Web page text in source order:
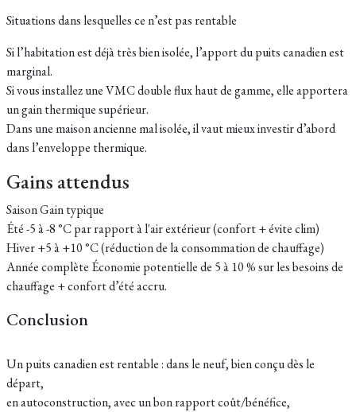
Situations dans lesquelles ce n’est pas rentable
Si l’habitation est déjà très bien isolée, l’apport du puits canadien est
marginal.
Si vous installez une VMC double flux haut de gamme, elle apportera
un gain thermique supérieur.
Dans une maison ancienne mal isolée, il vaut mieux investir d’abord
dans l’enveloppe thermique.
Gains attendus
Saison Gain typique
Été -5 à -8 °C par rapport à l'air extérieur (confort + évite clim)
Hiver +5 à +10 °C (réduction de la consommation de chauffage)
Année complète Économie potentielle de 5 à 10 % sur les besoins de
chauffage + confort d’été accru.
Conclusion
Un puits canadien est rentable : dans le neuf, bien conçu dès le
départ,
en autoconstruction, avec un bon rapport coût/bénéfice,